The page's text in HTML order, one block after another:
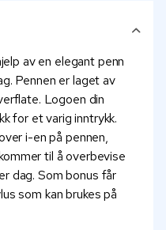
av en elegant penn
Pennen er laget av
Logoen din
for et varig inntrykk.
i-en på pennen,
til å overbevise
dag. Som bonus får
som kan brukes på